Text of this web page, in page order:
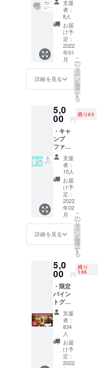
営していま
入 ・サ
ンクス
メッ
セージ
・弊社
ウェブ
サイト
にお名
前を記
入 ※支
援時、
必ず備
ご希望
のお名
前をご
記入く
ださ
い。
支援
者：
8人
お届
け予
定：
2022
年01
月
詳細を見る
こ
の
リ
タ
ー
ン
を
選
択
す
る
5,0
00 円
残り85
・キャ
ンプ
ファイ
ヤー限
定デザ
インＴ
シャツ
・ウェ
ブサイ
トにお
名前を
記載
（無記
名可）
今回の
キャン
イヤー
のみの
限定デ
ザインT
シャツ
バック
にはナ
チュラ
ルルー
ツスタ
ジオの
ロゴが
大きく
入り、
支援
者：
15人
お届
け予
定：
2022
年02
月
詳細を見る
こ
の
リ
タ
ー
ン
を
選
択
す
る
5,0
00 円
残り
166
・限定
パイン
トグラ
ス ・
ウェブ
サイト
にお名
前を記
載（無
記名
可）
支援
者：
834
人
お届
け予
定：
2022